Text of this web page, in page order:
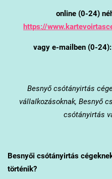
online (0-24)
https://
vagy e-mailben (0-
Besnyőcsótányirtás
vállalkozásoknak, Besnyő
csótányirtás
Besnyői csótányirtás
történik?